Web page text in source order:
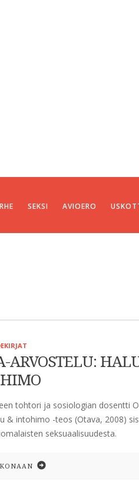
SEKSI AVIOERO
ARVOSTELU:
tohtori ja sosiologian dosentti
& intohimo -teos (Otava, 2008)
seksuaalisuudesta.